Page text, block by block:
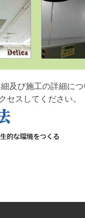
及び施工の詳細に
セスしてください。